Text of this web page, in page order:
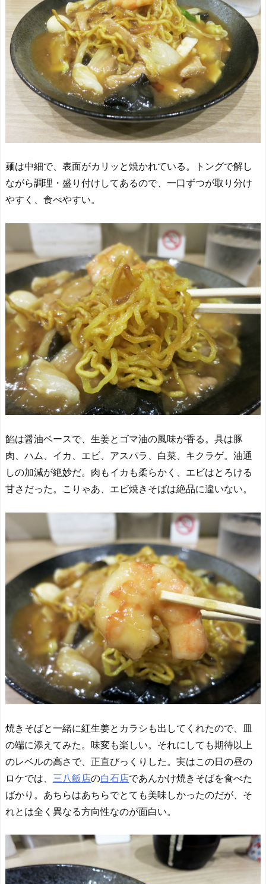
麺は中細で、表面がカリッと焼かれている。トングで解し
ながら調理・盛り付けしてあるので、一口ずつが取り分け
やすく、食べやすい。
餡は醤油ベースで、生姜とゴマ油の風味が香る。具は豚
肉、ハム、イカ、エビ、アスパラ、白菜、キクラゲ。油通
しの加減が絶妙だ。肉もイカも柔らかく、エビはとろける
甘さだった。こりゃあ、エビ焼きそばは絶品に違いない。
焼きそばと一緒に紅生姜とカラシも出してくれたので、皿
の端に添えてみた。味変も楽しい。それにしても期待以上
のレベルの高さで、正直びっくりした。実はこの日の昼の
ロケでは、 三八飯店の白石店であんかけ焼きそばを食べた
ばかり。あちらはあちらでとても美味しかったのだが、そ
れとは全く異なる方向性なのが面白い。